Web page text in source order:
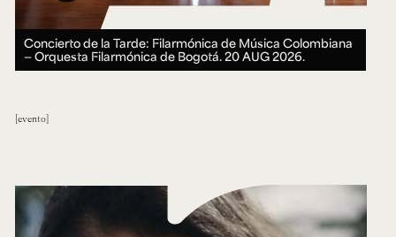
Concierto de la Tarde: Filarmónica de Música Colombiana
— Orquesta Filarmónica de Bogotá.20 AUG 2026.
evento